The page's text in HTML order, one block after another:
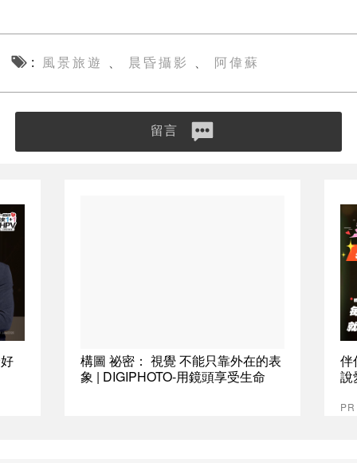
風景旅遊 、 晨昏攝影 、 阿偉蘇
留言
構圖 祕密： 視覺 不能只靠外在的表
象 | DIGIPHOTO-用鏡頭享受生命
伴
說